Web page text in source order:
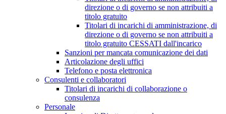
direzione o di governo se non attribuiti a
titolo gratuito
Titolari di incarichi di amministrazione, di
direzione o di governo se non attribuiti a
titolo gratuito CESSATI dall'incarico
Sanzioni per mancata comunicazione dei dati
Articolazione degli uffici
Telefono e posta elettronica
Consulenti e collaboratori
Titolari di incarichi di collaborazione o
consulenza
Personale